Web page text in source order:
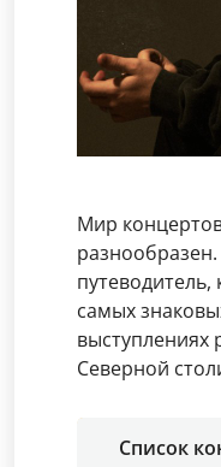
Мир
самых
выступлениях
Северной
Список